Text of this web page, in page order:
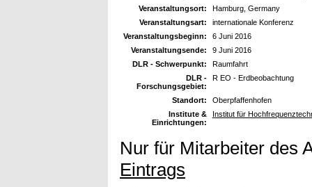
Veranstaltungsort:
Hamburg, Germany
Veranstaltungsart:
internationale Konferenz
Veranstaltungsbeginn:
6 Juni 2016
Veranstaltungsende:
9 Juni 2016
DLR - Schwerpunkt:
Raumfahrt
DLR -
Forschungsgebiet:
R EO - Erdbeobachtung
Standort:
Oberpfaffenhofen
Institute &
Einrichtungen:
Institut für
Nur für Mitarbeiter des
Eintrags